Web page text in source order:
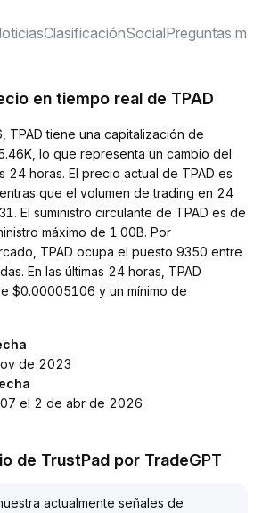
ClasificaciónSocialPreguntas
en tiempo real de TPAD
tiene una capitalización de
lo que representa un cambio del
24 horas. El precio actual de TPAD es
que el volumen de trading en 24
El suministro circulante de TPAD es de
máximo de 1.00B. Por
TPAD ocupa el puesto 9350 entre
En las últimas 24 horas, TPAD
$0.00005106 y un mínimo de
de 2023
el 2 de abr de 2026
de TrustPad por TradeGPT
actualmente señales de